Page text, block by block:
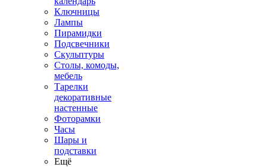
Ключницы
Лампы
Пирамидки
Подсвечники
Скульптуры
Столы, комоды,
мебель
Тарелки
декоративные
настенные
Фоторамки
Часы
Шары и
подставки
Ещё